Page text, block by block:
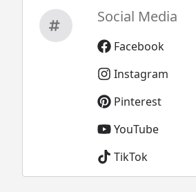
Social Media
Facebook
Instagram
Pinterest
YouTube
TikTok